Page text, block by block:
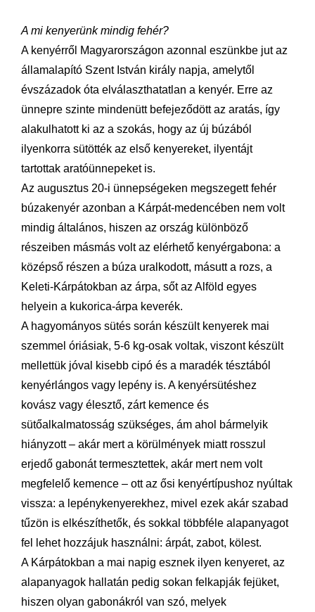
A mi kenyerünk mindig fehér?
A kenyérről Magyarországon azonnal eszünkbe jut az
államalapító Szent István király napja, amelytől
évszázadok óta elválaszthatatlan a kenyér. Erre az
ünnepre szinte mindenütt befejeződött az aratás, így
alakulhatott ki az a szokás, hogy az új búzából
ilyenkorra sütötték az első kenyereket, ilyentájt
tartottak aratóünnepeket is.
Az augusztus 20-i ünnepségeken megszegett fehér
búzakenyér azonban a Kárpát-medencében nem volt
mindig általános, hiszen az ország különböző
részeiben másmás volt az elérhető kenyérgabona: a
középső részen a búza uralkodott, másutt a rozs, a
Keleti-Kárpátokban az árpa, sőt az Alföld egyes
helyein a kukorica-árpa keverék.
A hagyományos sütés során készült kenyerek mai
szemmel óriásiak, 5-6 kg-osak voltak, viszont készült
mellettük jóval kisebb cipó és a maradék tésztából
kenyérlángos vagy lepény is. A kenyérsütéshez
kovász vagy élesztő, zárt kemence és
sütőalkalmatosság szükséges, ám ahol bármelyik
hiányzott – akár mert a körülmények miatt rosszul
erjedő gabonát termesztettek, akár mert nem volt
megfelelő kemence – ott az ősi kenyértípushoz nyúltak
vissza: a lepénykenyerekhez, mivel ezek akár szabad
tűzön is elkészíthetők, és sokkal többféle alapanyagot
fel lehet hozzájuk használni: árpát, zabot, kölest.
A Kárpátokban a mai napig esznek ilyen kenyeret, az
alapanyagok hallatán pedig sokan felkapják fejüket,
hiszen olyan gabonákról van szó, melyek